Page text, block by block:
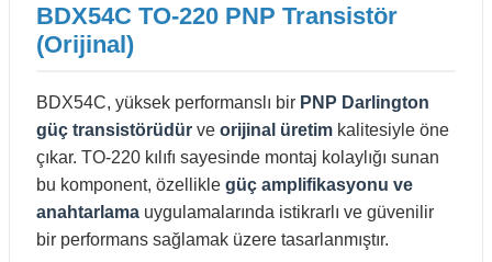
BDX54C TO-220 PNP Transistör
(Orijinal)
BDX54C, yüksek performanslı bir PNP Darlington
güç transistörüdür ve orijinal üretim kalitesiyle öne
çıkar. TO-220 kılıfı sayesinde montaj kolaylığı sunan
bu komponent, özellikle güç amplifikasyonu ve
anahtarlama uygulamalarında istikrarlı ve güvenilir
bir performans sağlamak üzere tasarlanmıştır.